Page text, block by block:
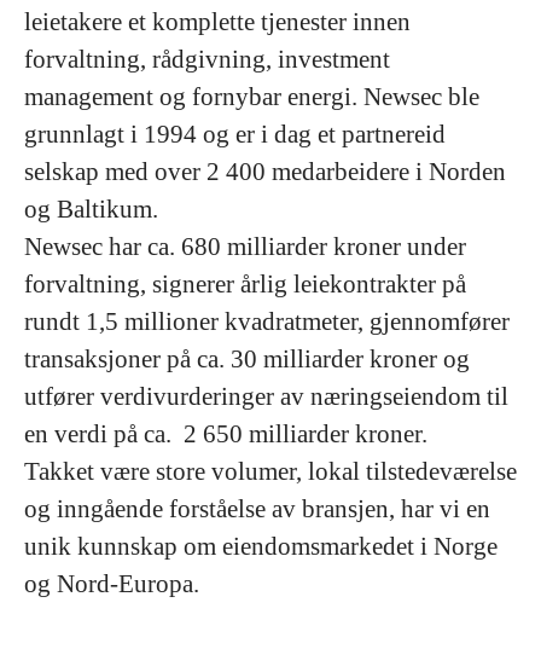
leietakere et komplette tjenester innen
forvaltning, rådgivning, investment
management og fornybar energi. Newsec ble
grunnlagt i 1994 og er i dag et partnereid
selskap med over 2 400 medarbeidere i Norden
og Baltikum.
Newsec har ca. 680 milliarder kroner under
forvaltning, signerer årlig leiekontrakter på
rundt 1,5 millioner kvadratmeter, gjennomfører
transaksjoner på ca. 30 milliarder kroner og
utfører verdivurderinger av næringseiendom til
en verdi på ca. 2 650 milliarder kroner.
Takket være store volumer, lokal tilstedeværelse
og inngående forståelse av bransjen, har vi en
unik kunnskap om eiendomsmarkedet i Norge
og Nord-Europa.